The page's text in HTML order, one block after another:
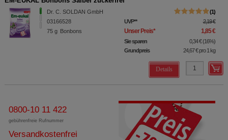
Dr. C. SOLDAN GmbH
03166528
75 g Bonbons
1
UVP** 2,19 €
Unser Preis* 1,85 €
Sie sparen 0,34 € (16%)
Grundpreis
24,67 €pro 1 kg
Details
0800-10 11 422
gebührenfreie Rufnummer
Versandkostenfrei